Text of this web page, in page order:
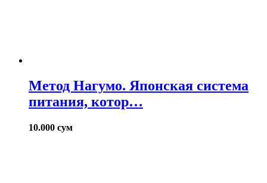
Метод Нагумо. Японская система
питания, котор…
10.000 сум